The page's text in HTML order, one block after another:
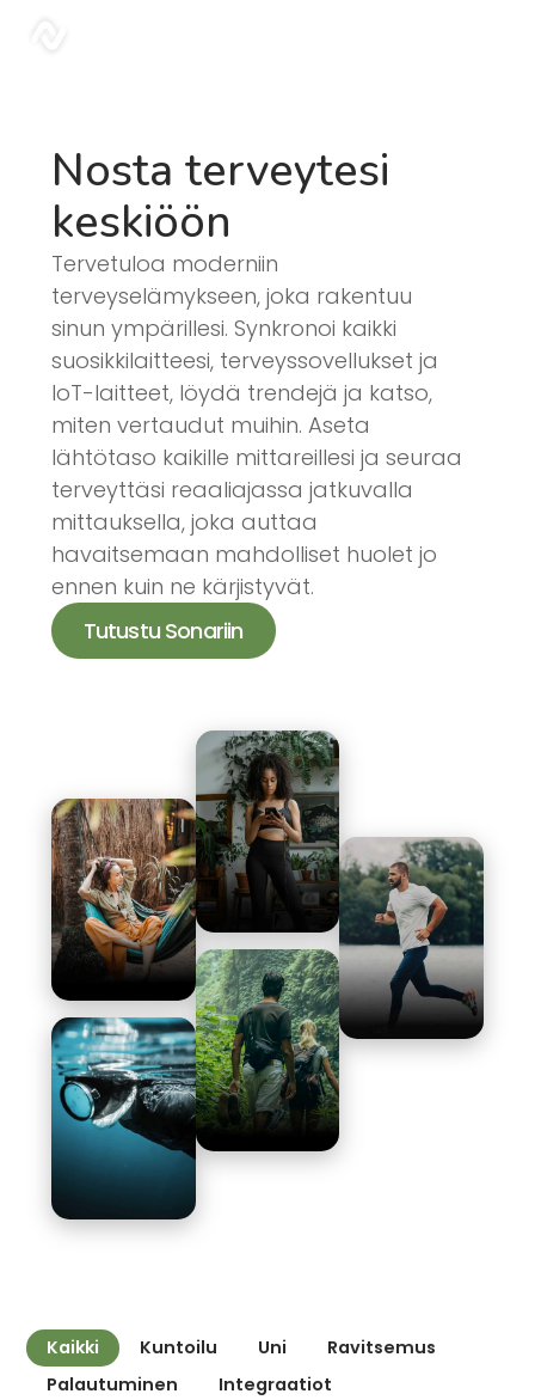
Nosta terveytesi
keskiöön
Tervetuloa moderniin
terveyselämykseen, joka rakentuu
sinun ympärillesi. Synkronoi kaikki
suosikkilaitteesi, terveyssovellukset ja
IoT-laitteet, löydä trendejä ja katso,
miten vertaudut muihin. Aseta
lähtötaso kaikille mittareillesi ja seuraa
terveyttäsi reaaliajassa jatkuvalla
mittauksella, joka auttaa
havaitsemaan mahdolliset huolet jo
ennen kuin ne kärjistyvät.
Tutustu Sonariin
Kaikki Kuntoilu Uni
Ravitsemus
Palautuminen
Integraatiot